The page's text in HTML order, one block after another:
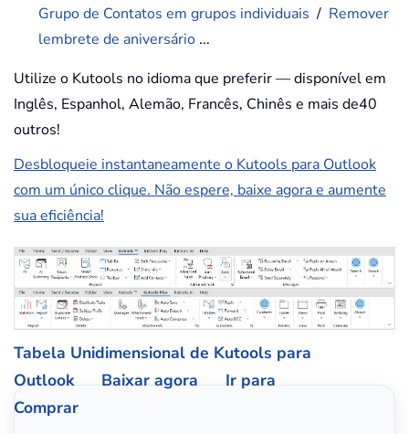
Grupo de Contatos em grupos individuais / Remover
lembrete de aniversário ...
Utilize o Kutools no idioma que preferir — disponível em
Inglês, Espanhol, Alemão, Francês, Chinês e mais de40
outros!
Desbloqueie instantaneamente o Kutools para Outlook
com um único clique. Não espere, baixe agora e aumente
sua eficiência!
Tabela Unidimensional de Kutools para
Outlook
Baixar agora
Ir para
Comprar